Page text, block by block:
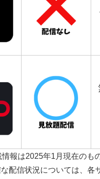
情報は2025年1月現在のも
配信状況については、各